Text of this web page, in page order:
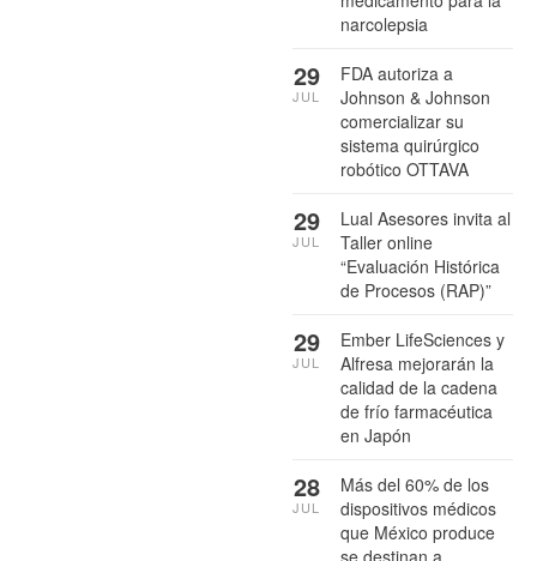
narcolepsia
FDA autoriza a
Johnson & Johnson
comercializar su
sistema quirúrgico
robótico OTTAVA
29
JUL
Lual Asesores invita al
Taller online
“Evaluación Histórica
de Procesos (RAP)”
29
JUL
Ember LifeSciences y
Alfresa mejorarán la
calidad de la cadena
de frío farmacéutica
en Japón
29
JUL
Más del 60% de los
dispositivos médicos
que México produce
se destinan a
28
JUL